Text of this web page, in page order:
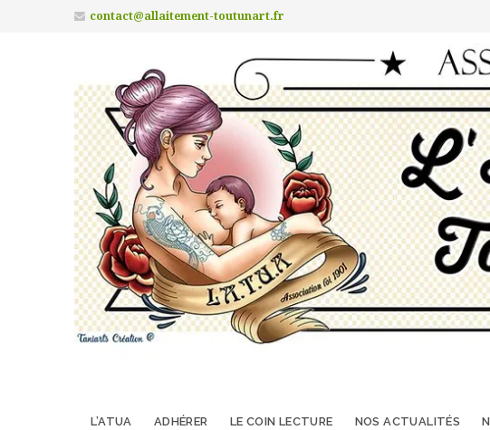
contact@allaitement-toutunart.fr
L’ATUA ADHÉRER LE COIN LECTURE NOS ACTUALITÉS